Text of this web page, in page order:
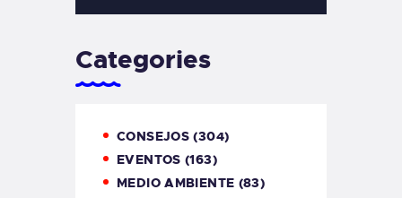
Categories
CONSEJOS (304)
EVENTOS (163)
MEDIO AMBIENTE (83)